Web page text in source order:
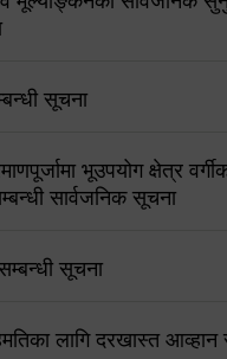
सूचना
भूउपयोग क्षेत्र
सार्वजनिक सूचना
सूचना
लागि दरखास्त आव्हान